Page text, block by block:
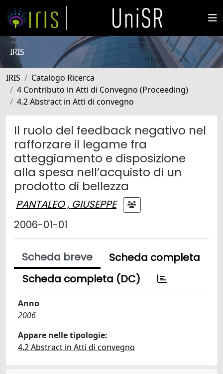
IRIS
IRIS
Catalogo Ricerca
4 Contributo in Atti di Convegno (Proceeding)
4.2 Abstract in Atti di convegno
Il ruolo del feedback negativo nel
rafforzare il legame fra
atteggiamento e disposizione
alla spesa nell’acquisto di un
prodotto di bellezza
PANTALEO , GIUSEPPE
2006-01-01
Scheda breve
Scheda completa
Scheda completa (DC)
Anno
2006
Appare nelle tipologie:
4.2 Abstract in Atti di convegno